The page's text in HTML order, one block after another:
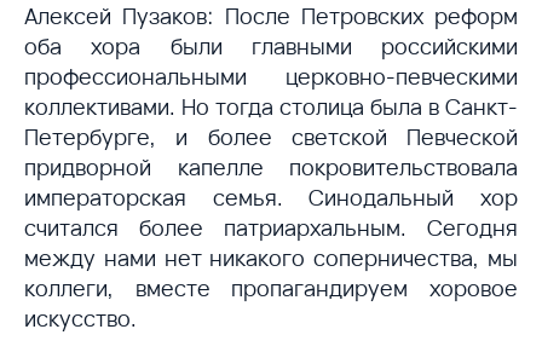
Алексей Пузаков: После Петровских реформ
оба хора были главными российскими
профессиональными церковно-певческими
коллективами. Но тогда столица была в Санкт-
Петербурге, и более светской Певческой
придворной капелле покровительствовала
императорская семья. Синодальный хор
считался более патриархальным. Сегодня
между нами нет никакого соперничества, мы
коллеги, вместе пропагандируем хоровое
искусство.